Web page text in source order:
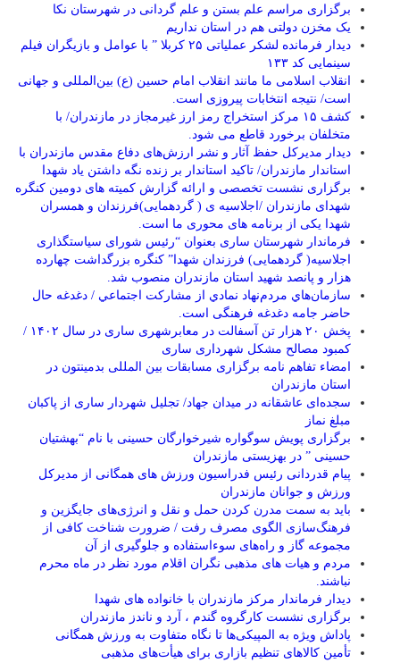
برگزاری مراسم علم بستن و علم گردانی در شهرستان نکا
یک مخزن دولتی هم در استان نداریم
دیدار فرمانده لشکر عملیاتی ۲۵ کربلا ” با عوامل و بازیگران فیلم
سینمایی کد ۱۳۳
انقلاب اسلامی ما مانند انقلاب امام حسین (ع) بین‌المللی و جهانی
است/ نتیجه انتخابات پیروزی است.
کشف ۱۵ مرکز استخراج رمز ارز غیرمجاز در مازندران/ با
متخلفان برخورد قاطع می شود.
دیدار مدیرکل حفظ آثار و نشر ارزش‌های دفاع مقدس مازندران با
استاندار مازندران/ تاکید استاندار بر زنده نگه داشتن یاد شهدا
برگزاری نشست تخصصی و ارائه گزارش کمیته های دومین کنگره
شهدای مازندران /اجلاسیه ی ( گردهمایی)فرزندان و همسران
شهدا یکی از برنامه های محوری ما است.
فرماندار شهرستان ساری بعنوان “رئیس شورای سیاستگذاری
اجلاسیه( گردهمایی) فرزندان شهدا” کنگره بزرگداشت چهارده
هزار و پانصد شهید استان مازندران منصوب شد.
سازمان‌هاي مردم‌نهاد نمادي از مشاركت اجتماعي / دغدغه حال
حاضر جامه دغدغه فرهنگی است.
پخش ۲۰ هزار تن آسفالت در معابرشهری ساری در سال ۱۴۰۲ /
کمبود مصالح مشکل شهرداری ساری
امضاء تفاهم نامه برگزاری مسابقات بین المللی بدمینتون در
استان مازندران
سجده‌ای عاشقانه در میدان جهاد/ تجلیل شهردار ساری از پاکبان
مبلغ نماز
برگزاری پویش سوگواره شیرخوارگان حسینی با نام “بهشتیان
حسینی ” در بهزیستی مازندران
پیام قدردانی رئیس فدراسیون ورزش های همگانی از مدیرکل
ورزش و جوانان مازندران
باید به سمت مدرن کردن حمل و نقل و انرژی‌های جایگزین و
فرهنگ‌سازی الگوی مصرف رفت / ضرورت شناخت کافی از
مجموعه گاز و راه‌های سوءاستفاده و جلوگیری از آن
مردم و هیات های مذهبی نگران اقلام مورد نظر در ماه محرم
نباشند.
دیدار فرماندار مرکز مازندران با خانواده های شهدا
برگزاری نشست کارگروه گندم ، آرد و ناندز مازندران
پاداش ویژه به المپیکی‌ها تا نگاه متفاوت به ورزش همگانی
تأمین کالاهای تنظیم بازاری برای هیأت‌های مذهبی